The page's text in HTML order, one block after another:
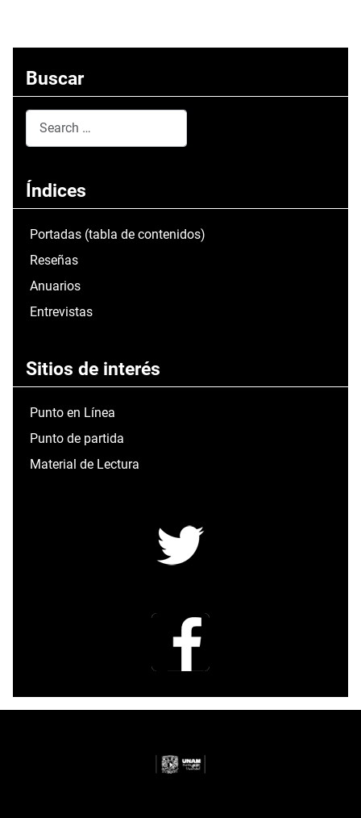
Buscar
Índices
Portadas (tabla de contenidos)
Reseñas
Anuarios
Entrevistas
Sitios de interés
Punto en Línea
Punto de partida
Material de Lectura